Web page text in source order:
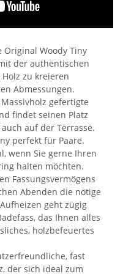
Original Woody Tiny
der authentischen
zu kreieren
Abmessungen.
gefertigte
findet seinen Platz
auf der Terrasse.
perfekt für Paare.
wenn Sie gerne Ihren
halten möchten.
Fassungsvermögens
Abenden die nötige
geht zügig
das Ihnen alles
holzbefeuertes
fast
der sich ideal zum